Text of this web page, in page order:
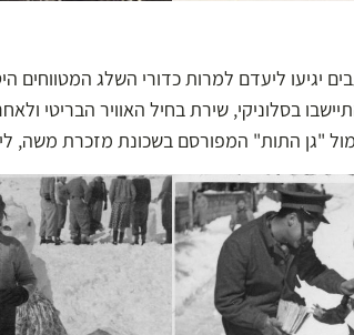
יגיעו ליעדם למרות כדורי השלג המטווחים
בסלוניקי, שירת בחיל האוויר הבריטי
מול "גן התות" המפורסם בשכונת מזכרת משה,